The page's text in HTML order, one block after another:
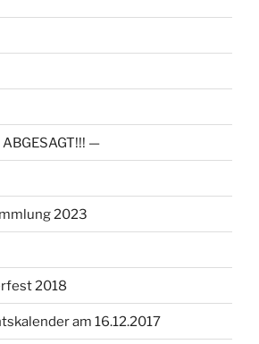
—
2023
2018
am 16.12.2017